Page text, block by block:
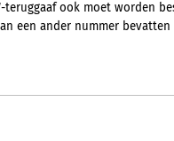
ook moet worden
een ander nummer